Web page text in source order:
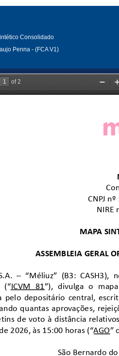
Consolidado
Penna - (FCA V1)